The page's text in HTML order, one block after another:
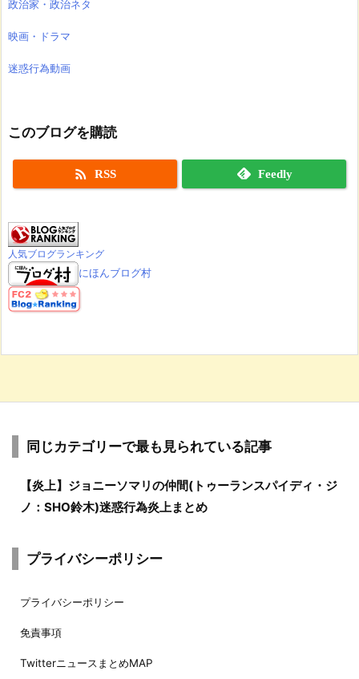
政治家・政治ネタ
映画・ドラマ
迷惑行為動画
このブログを購読
 RSS Feedly
人気ブログランキング
にほんブログ村
同じカテゴリーで最も見られている記事
【炎上】ジョニーソマリの仲間(トゥーランスパイディ・ジ
ノ：SHO鈴木)迷惑行為炎上まとめ
プライバシーポリシー
プライバシーポリシー
免責事項
TwitterニュースまとめMAP